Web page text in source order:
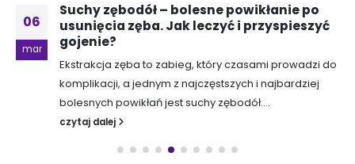
06
mar
Suchy zębodół – bolesne powikłanie po
usunięcia zęba. Jak leczyć i przyspieszyć
gojenie?
Ekstrakcja zęba to zabieg, który czasami prowadzi do
komplikacji, a jednym z najczęstszych i najbardziej
bolesnych powikłań jest suchy zębodół....
czytaj dalej